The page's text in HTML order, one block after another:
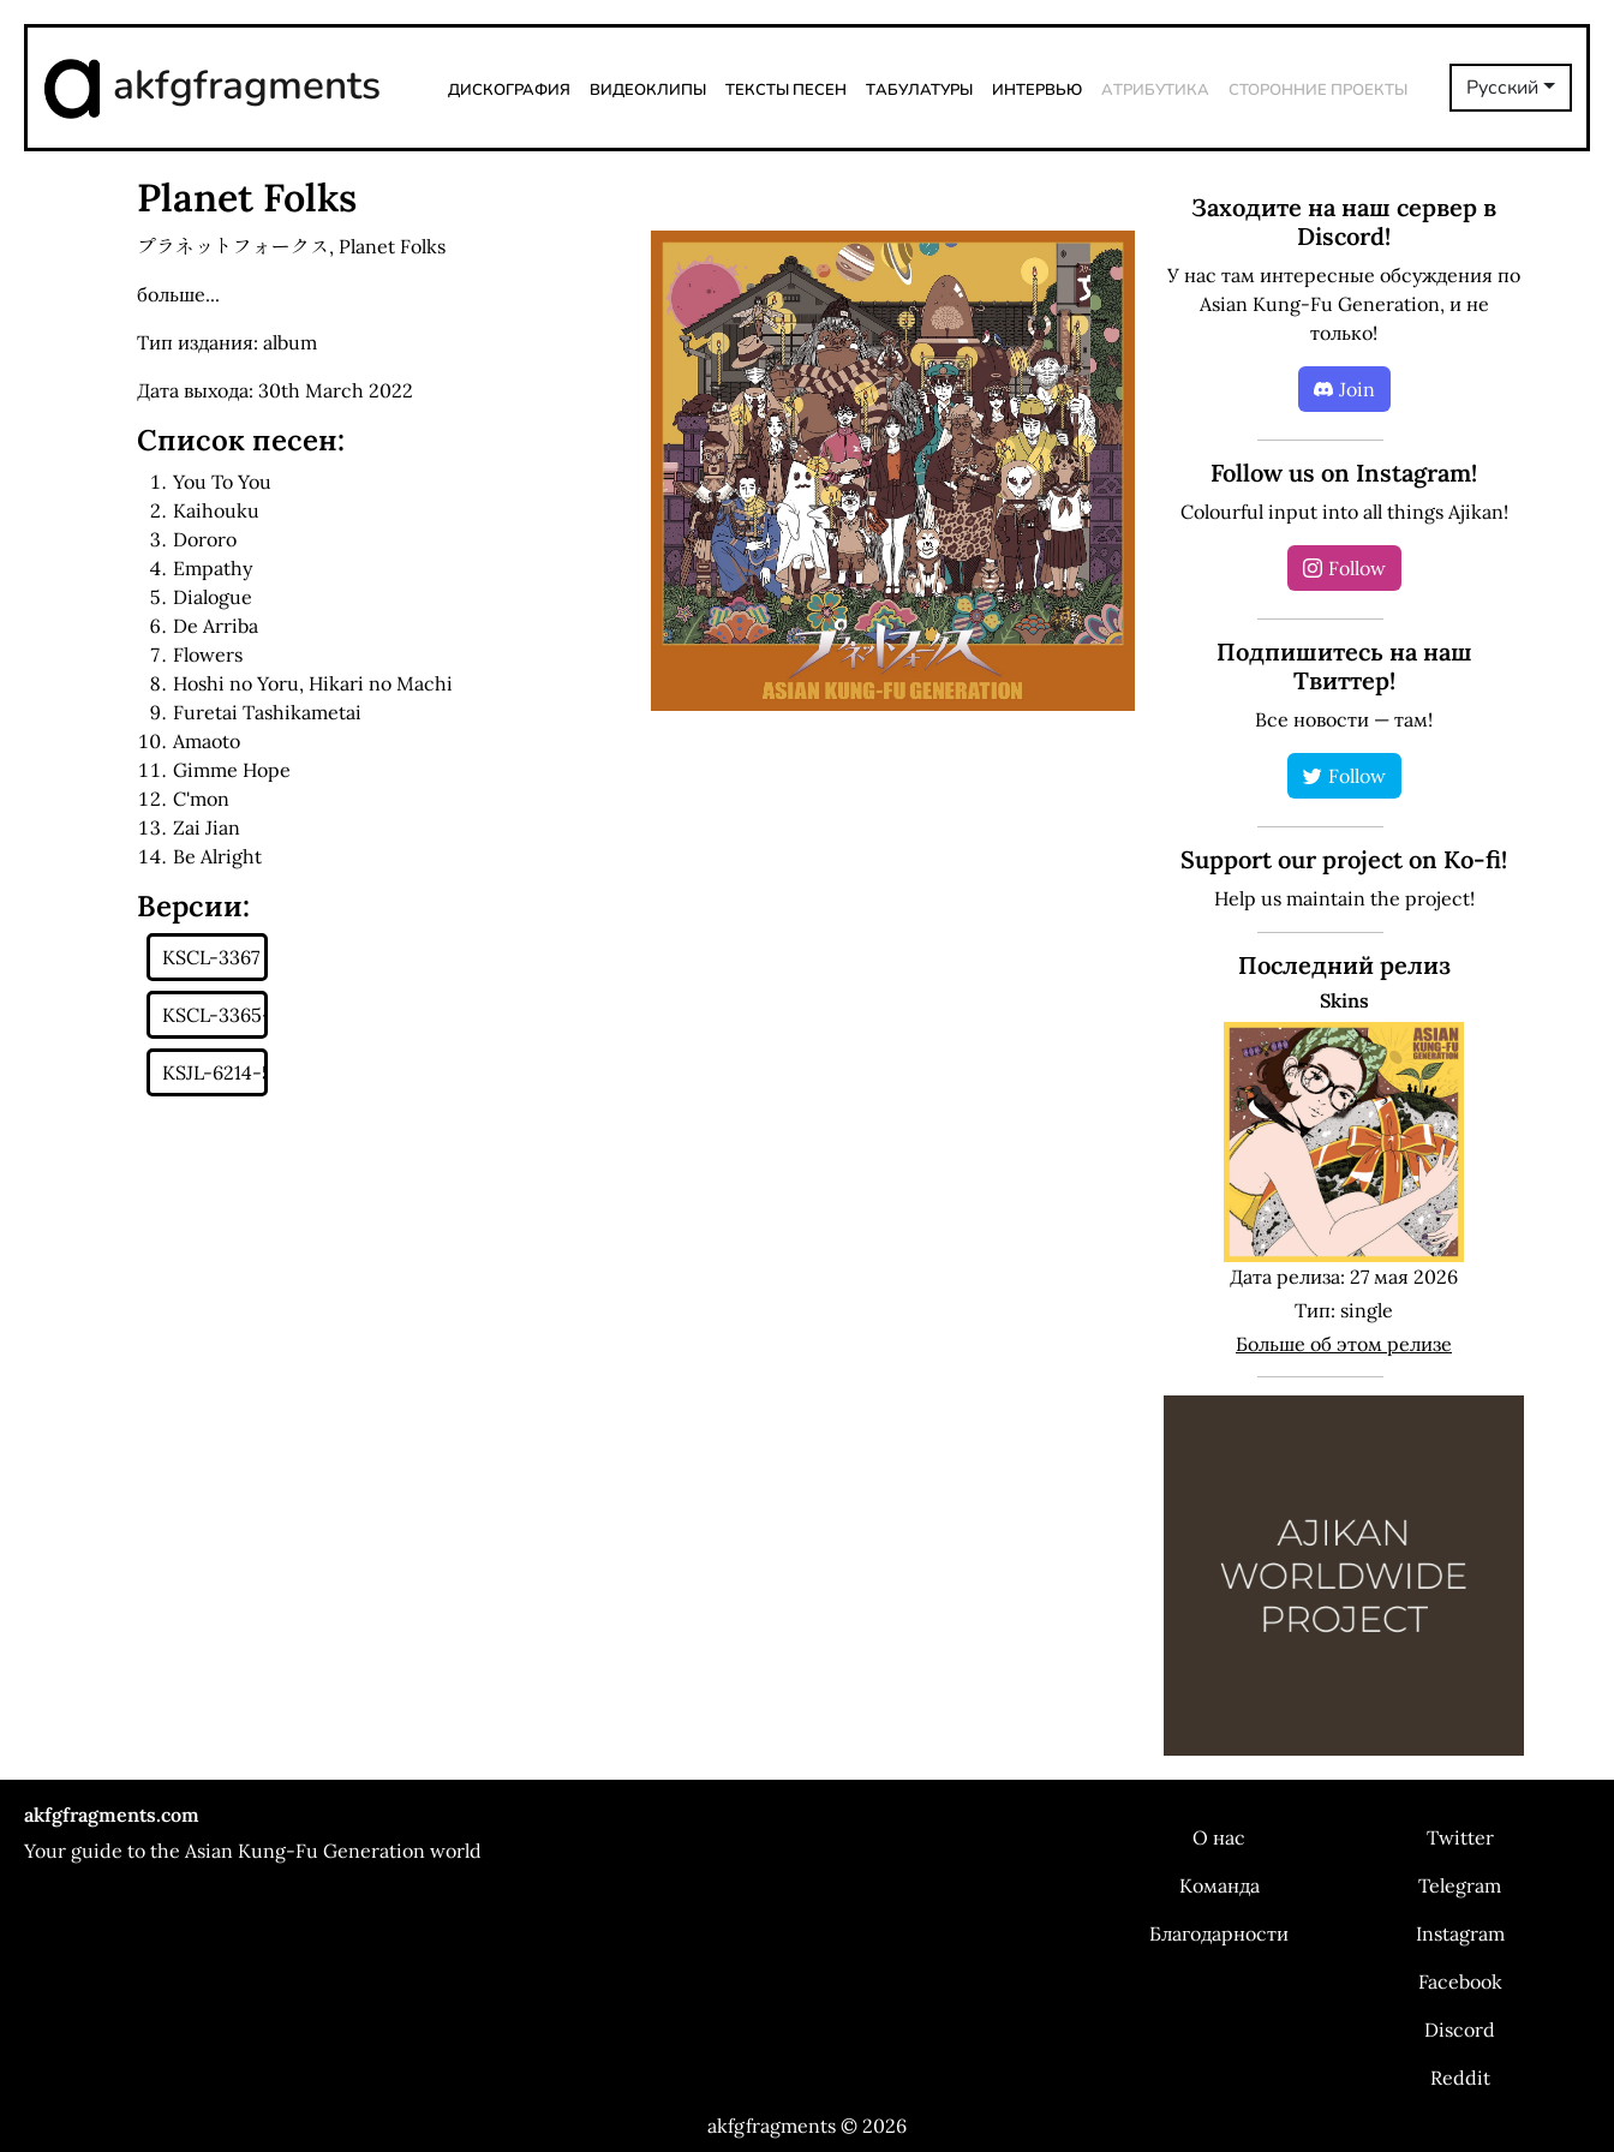
akfgfragments Дискография Видеоклипы Тексты песен Табулатуры Интервью Атрибутика Сторонние проекты Русский
Planet Folks
プラネットフォークス, Planet Folks
больше...
Тип издания: album
Дата выхода: 30th March 2022
Список песен:
You To You
Kaihouku
Dororo
Empathy
Dialogue
De Arriba
Flowers
Hoshi no Yoru, Hikari no Machi
Furetai Tashikametai
Amaoto
Gimme Hope
C'mon
Zai Jian
Be Alright
Версии:
Заходите на наш сервер в
Discord!
У нас там интересные обсуждения по
Asian Kung-Fu Generation, и не
только!
Join
Follow us on Instagram!
Colourful input into all things Ajikan!
Follow
Подпишитесь на наш
Твиттер!
Все новости — там!
Follow
Support our project on Ko-fi!
Help us maintain the project!
Последний релиз
Skins
Дата релиза: 27 мая 2026
Тип: single
Больше об этом релизе
akfgfragments.com
Your guide to the Asian Kung-Fu Generation world
О нас
Команда
Благодарности
Twitter
Telegram
Instagram
Facebook
Discord
Reddit
akfgfragments © 2026